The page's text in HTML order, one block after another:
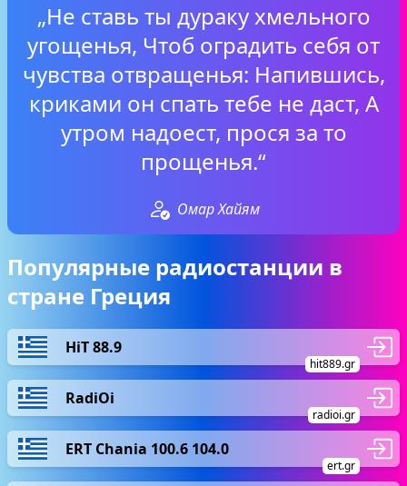
„Не ставь ты дураку хмельного
угощенья, Чтоб оградить себя от
чувства отвращенья: Напившись,
криками он спать тебе не даст, А
утром надоест, прося за то
прощенья.“
Омар Хайям
Популярные радиостанции в
стране Греция
HiT 88.9
hit889.gr
RadiOi
radioi.gr
ERT Chania 100.6 104.0
ert.gr